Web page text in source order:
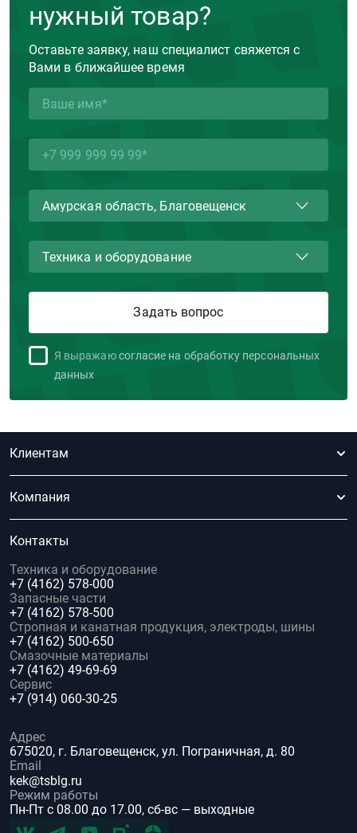
нужный товар?
Оставьте заявку, наш специалист свяжется с
Вами в ближайшее время
Я выражаю согласие на обработку персональных
данных
Клиентам
Компания
Контакты
Техника и оборудование
+7 (4162) 578-000
Запасные части
+7 (4162) 578-500
Стропная и канатная продукция, электроды, шины
+7 (4162) 500-650
Смазочные материалы
+7 (4162) 49-69-69
Сервис
+7 (914) 060-30-25
Адрес
675020, г. Благовещенск, ул. Пограничная, д. 80
Email
kek@tsblg.ru
Режим работы
Пн-Пт с 08.00 до 17.00, сб-вс — выходные